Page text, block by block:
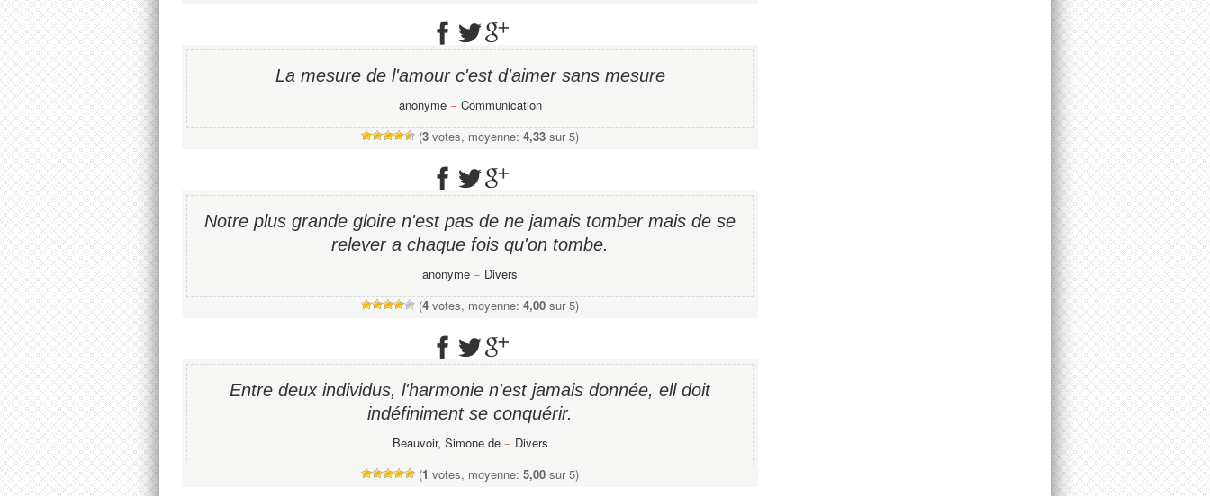
La mesure de l'amour c'est d'aimer sans mesure
anonyme− Communication
(3 votes, moyenne: 4,33 sur 5)
Notre plus grande gloire n'est pas de ne jamais tomber mais de se
relever a chaque fois qu'on tombe.
anonyme − Divers
(4 votes, moyenne: 4,00 sur 5)
Entre deux individus, l'harmonie n'est jamais donnée, ell doit
indéfiniment se conquérir.
Beauvoir, Simone de− Divers
(1 votes, moyenne: 5,00 sur 5)